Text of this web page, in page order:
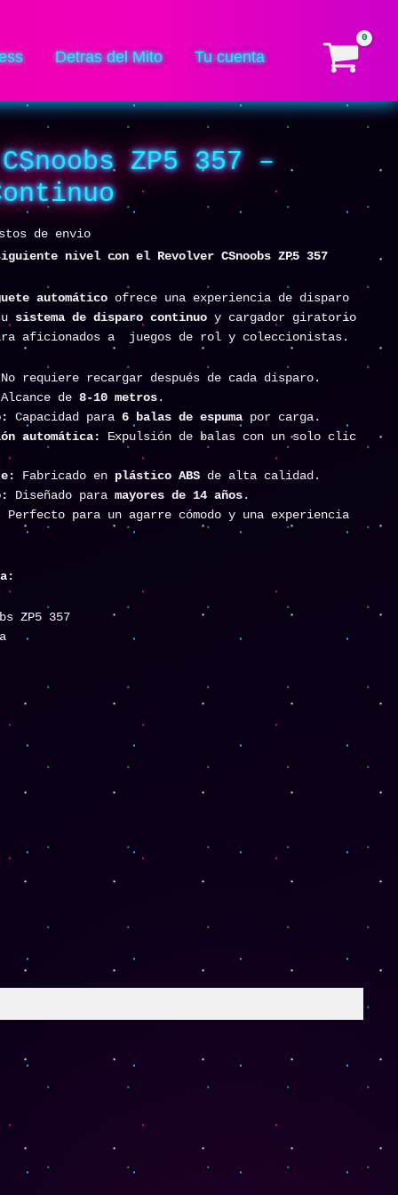
Detras del Mito Tu cuenta
ZP5 357 –
de envio
nivel con el Revolver CSnoobs ZP5 357
automáticoofrece una experiencia de disparo
sistema de disparo continuoy cargador giratorio
aficionados a juegos de rol y coleccionistas.
requiere recargar después de cada disparo.
de 8-10 metros.
Capacidad para 6 balas de espumapor carga.
automática:
Expulsión de balas con un solo clic
Fabricado en plástico ABSde alta calidad.
Diseñado para mayores de 14 años.
Perfecto para un agarre cómodo y una experiencia
ZP5 357